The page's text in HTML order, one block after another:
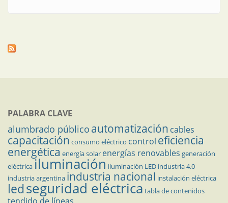
PALABRA CLAVE
alumbrado público automatización cables
capacitación consumo eléctrico control eficiencia
energética energía solar energías renovables generación
eléctricailuminación iluminación LED industria 4.0
industria argentina industria nacional instalación eléctrica
ledseguridad eléctrica tabla de contenidos